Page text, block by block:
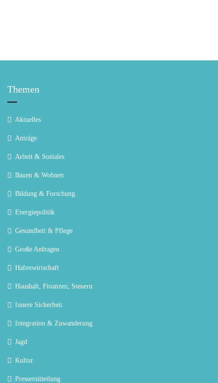
Themen
Aktuelles
Anträge
Arbeit & Soziales
Bauen & Wohnen
Bildung & Forschung
Energiepolitik
Gesundheit & Pflege
Große Anfragen
Hafenwirtschaft
Haushalt, Finanzen, Steuern
Innere Sicherheit
Integration & Zuwanderung
Jagd
Kultur
Pressemitteilung